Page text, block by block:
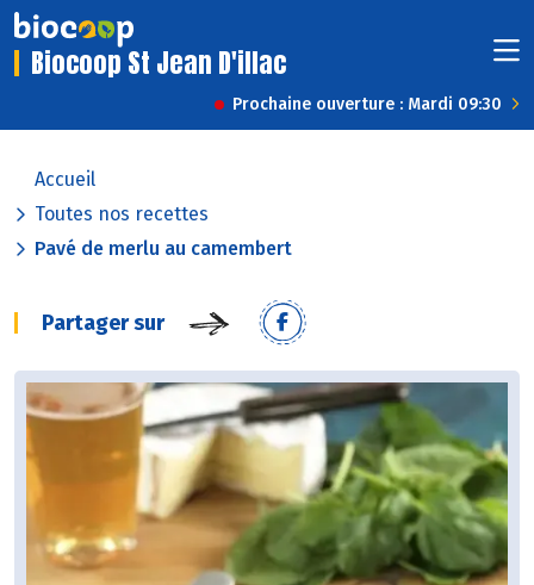
Biocoop St Jean D'illac
Prochaine ouverture : Mardi 09:30
Accueil
Toutes nos recettes
Pavé de merlu au camembert
Partager sur